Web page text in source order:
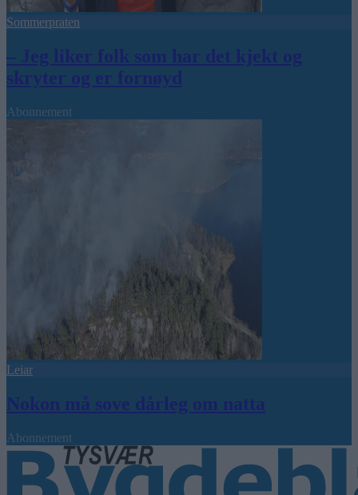
Sommerpraten
– Jeg liker folk som har det kjekt og
skryter og er fornøyd
Abonnement
Leiar
Nokon må sove dårleg om natta
Abonnement